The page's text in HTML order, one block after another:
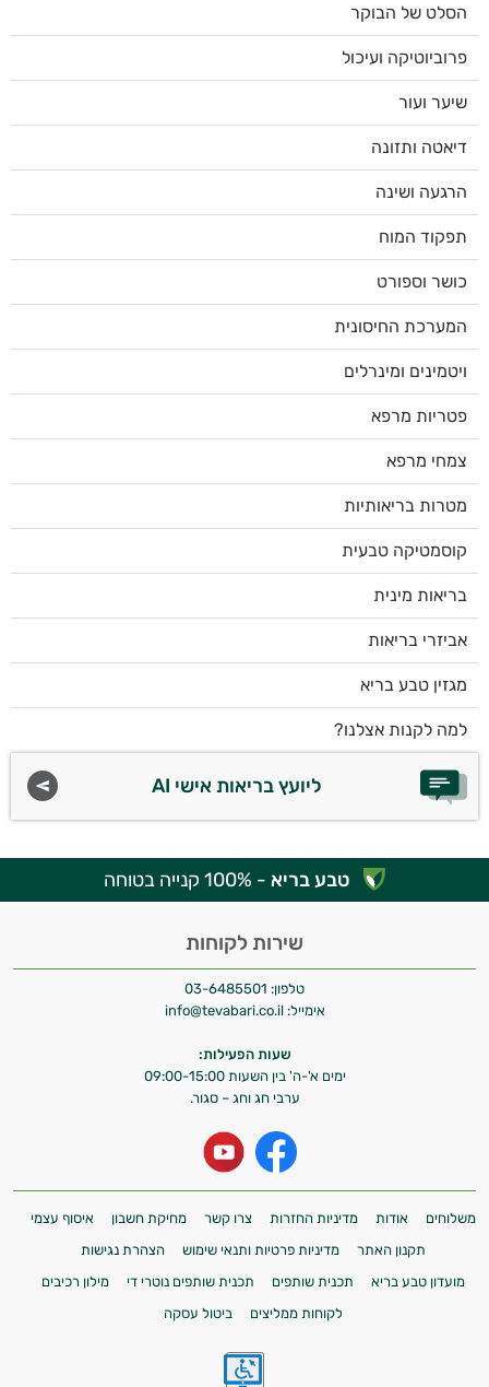
הסלט של הבוקר
פרוביוטיקה ועיכול
שיער ועור
דיאטה ותזונה
הרגעה ושינה
תפקוד המוח
כושר וספורט
המערכת החיסונית
ויטמינים ומינרלים
פטריות מרפא
צמחי מרפא
מטרות בריאותיות
קוסמטיקה טבעית
בריאות מינית
אביזרי בריאות
מגזין טבע בריא
למה לקנות אצלנו?
ליועץ בריאות אישי AI
טבע בריא - 100% קנייה בטוחה
שירות לקוחות
טלפון: 03-6485501
אימייל: info@tevabari.co.il
שעות הפעילות:
ימים א'-ה' בין השעות 09:00-15:00
ערבי חג וחג – סגור.
משלוחים אודות מדיניות החזרות צרו קשר מחיקת חשבון
איסוף עצמי
תקנון האתר
מדיניות פרטיות ותנאי שימוש
הצהרת נגישות
מועדון טבע בריא
תכנית שותפים תכנית שותפים נוטרי די
מילון רכיבים
לקוחות ממליצים
ביטול עסקה